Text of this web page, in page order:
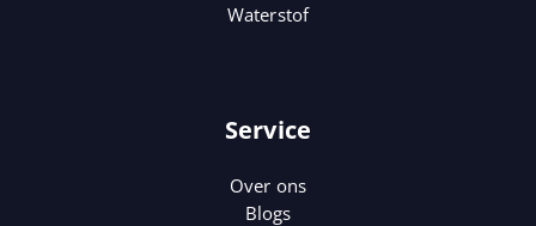
Waterstof
Service
Over ons
Blogs